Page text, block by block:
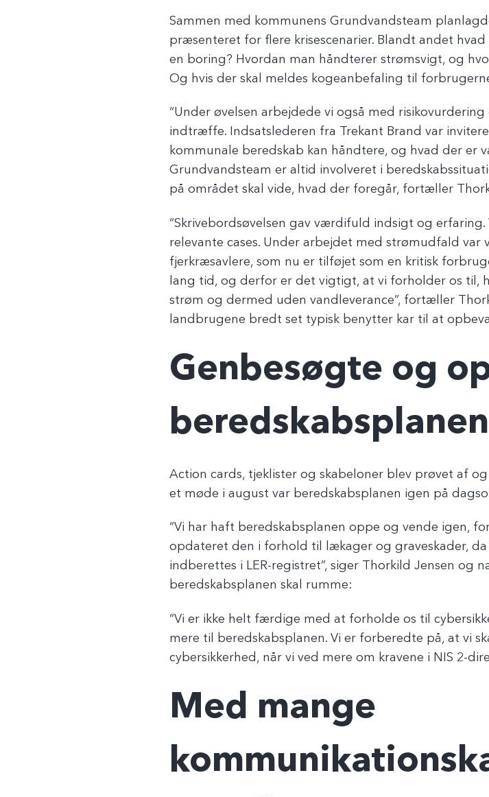
Sammen med kommunens Grundvandsteam
præsenteret for flere krisescenarier. Blandt andet
en boring? Hvordan man håndterer strømsvigt, og
Og hvis der skal meldes kogeanbefaling til
“Under øvelsen arbejdede vi også med
indtræffe. Indsatslederen fra Trekant Brand var
kommunale beredskab kan håndtere, og hvad der er
Grundvandsteam er altid involveret i
på området skal vide, hvad der foregår, fortæller
“Skrivebordsøvelsen gav værdifuld indsigt og
relevante cases. Under arbejdet med strømudfald var
fjerkræsavlere, som nu er tilføjet som en kritisk
lang tid, og derfor er det vigtigt, at vi forholder os til,
strøm og dermed uden vandleverance”, fortæller
landbrugene bredt set typisk benytter kar til at
Genbesøgte og
beredskabsplanen
Action cards, tjeklister og skabeloner blev prøvet af
et møde i august var beredskabsplanen igen på
“Vi har haft beredskabsplanen oppe og vende igen,
opdateret den i forhold til lækager og graveskader,
indberettes i LER-registret”, siger Thorkild Jensen og
beredskabsplanen skal rumme:
“Vi er ikke helt færdige med at forholde os til
mere til beredskabsplanen. Vi er forberedte på, at vi
cybersikkerhed, når vi ved mere om kravene i NIS 2-
Med mange